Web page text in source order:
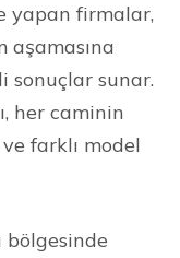
yapan firmalar,
aşamasına
sunar.
her caminin
farklı model
bölgesinde